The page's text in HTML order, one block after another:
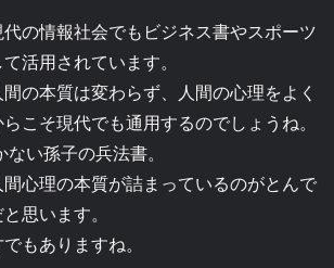
の情報社会でもビジネス書やスポーツ
活用されています。
の本質は変わらず、人間の心理をよく
こそ現代でも通用するのでしょうね。
い孫子の兵法書。
心理の本質が詰まっているのがとんで
思います。
もありますね。